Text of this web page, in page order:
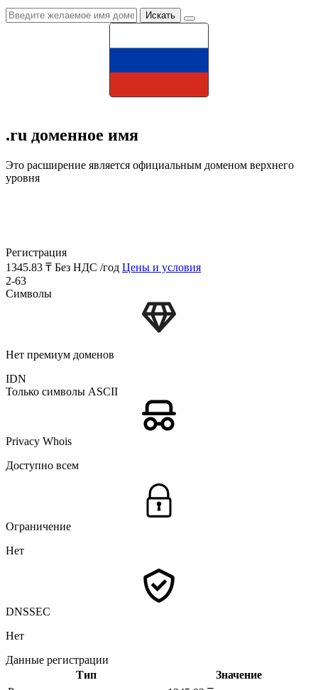
.ru доменное имя
Это расширение является официальным доменом верхнего
уровня
Регистрация
1345.83 ₸ Без НДС /год Цены и условия
2-63
Символы
Нет премиум доменов
IDN
Только символы ASCII
Privacy Whois
Доступно всем
Ограничение
Нет
DNSSEC
Нет
Данные регистрации
Тип
Значение